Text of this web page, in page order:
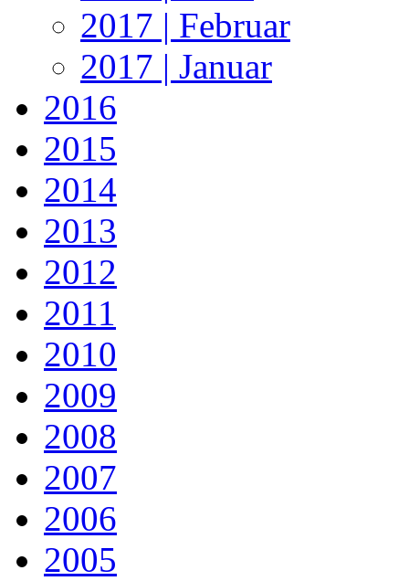
2017 | Februar
2017 | Januar
2016
2015
2014
2013
2012
2011
2010
2009
2008
2007
2006
2005